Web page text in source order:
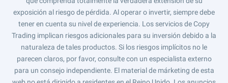
exposición al riesgo de pérdida. Al operar o invertir, siempre debe
tener en cuenta su nivel de experiencia. Los servicios de Copy
Trading implican riesgos adicionales para su inversión debido a la
naturaleza de tales productos. Si los riesgos implícitos no le
parecen claros, por favor, consulte con un especialista externo
para un consejo independiente. El material de márketing de esta